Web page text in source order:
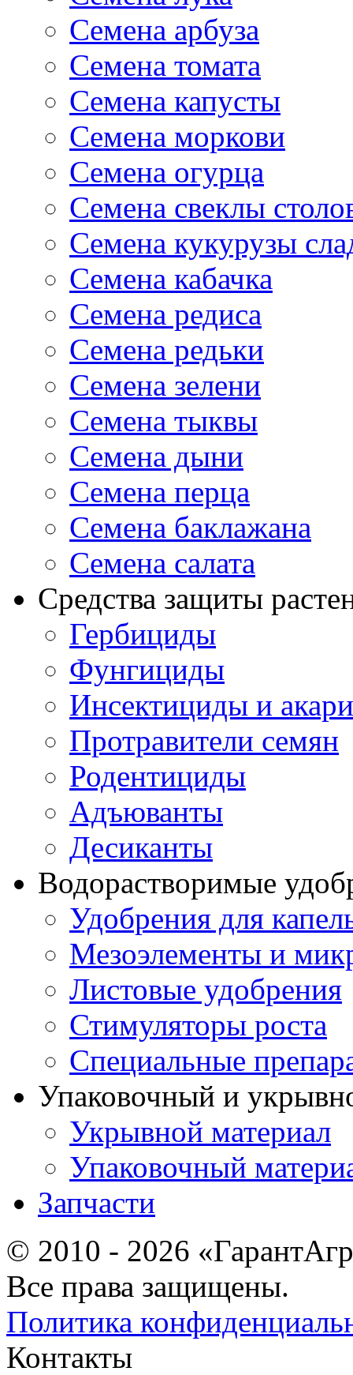
Семена арбуза
Семена томата
Семена капусты
Семена моркови
Семена огурца
Семена свеклы
Семена кукурузы
Семена кабачка
Семена редиса
Семена редьки
Семена зелени
Семена тыквы
Семена дыни
Семена перца
Семена баклажана
Семена салата
Средства защиты
Гербициды
Фунгициды
Инсектициды и
Протравители семян
Родентициды
Адъюванты
Десиканты
Водорастворимые
Удобрения для
Мезоэлементы и
Листовые удобрения
Стимуляторы роста
Специальные
Упаковочный и
Укрывной материал
Упаковочный
Запчасти
© 2010 - 2026
Все права защищены.
Политика
Контакты